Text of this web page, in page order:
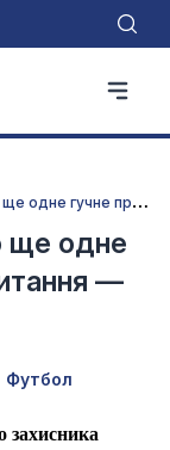
Л
іверпуль оголосив про ще одне гучне придбання: ціна питання — 40 мільйонів фунтів
ще одне
—
Футбол
захисника